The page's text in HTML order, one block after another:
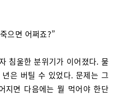
으면 어쩌죠?”
침울한 분위기가 이어졌다. 물
은 버틸 수 있었다. 문제는 그
지면 다음에는 뭘 먹어야 한단